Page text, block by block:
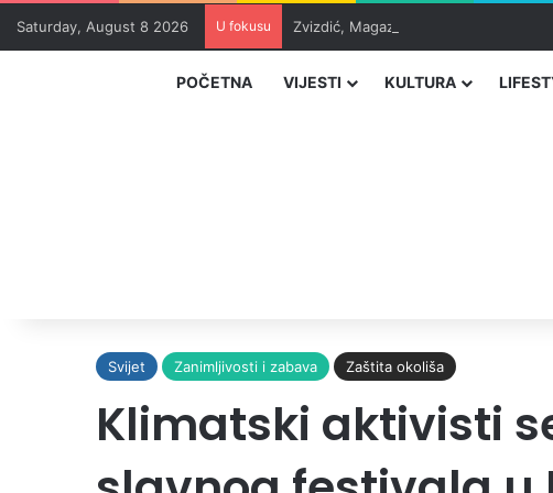
Saturday, August 8 2026 U fokusu Zvizdić, Magazinović i Kojović traže
POČETNA VIJESTI KULTURA
Svijet Zanimljivosti i zabava Zaštita okoliša
Klimatski aktivisti